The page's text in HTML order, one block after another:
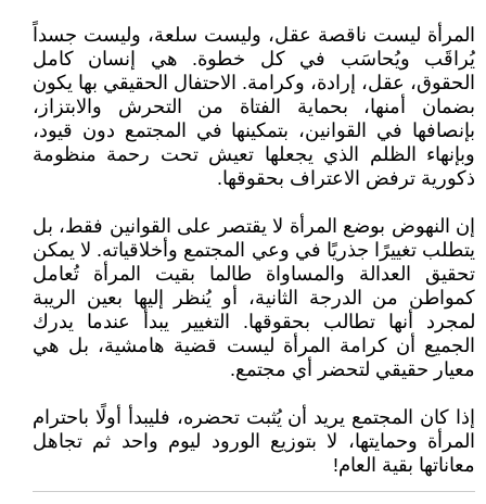
المرأة ليست ناقصة عقل، وليست سلعة، وليست جسداً
يُراقَب ويُحاسَب في كل خطوة. هي إنسان كامل
الحقوق، عقل، إرادة، وكرامة. الاحتفال الحقيقي بها يكون
بضمان أمنها، بحماية الفتاة من التحرش والابتزاز،
بإنصافها في القوانين، بتمكينها في المجتمع دون قيود،
وبإنهاء الظلم الذي يجعلها تعيش تحت رحمة منظومة
ذكورية ترفض الاعتراف بحقوقها.
إن النهوض بوضع المرأة لا يقتصر على القوانين فقط، بل
يتطلب تغييرًا جذريًا في وعي المجتمع وأخلاقياته. لا يمكن
تحقيق العدالة والمساواة طالما بقيت المرأة تُعامل
كمواطن من الدرجة الثانية، أو يُنظر إليها بعين الريبة
لمجرد أنها تطالب بحقوقها. التغيير يبدأ عندما يدرك
الجميع أن كرامة المرأة ليست قضية هامشية، بل هي
معيار حقيقي لتحضر أي مجتمع.
إذا كان المجتمع يريد أن يُثبت تحضره، فليبدأ أولًا باحترام
المرأة وحمايتها، لا بتوزيع الورود ليوم واحد ثم تجاهل
معاناتها بقية العام!